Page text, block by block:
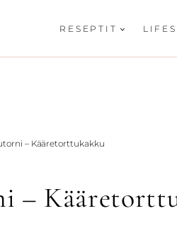
RESEPTIT
– Kääretorttukakku
–